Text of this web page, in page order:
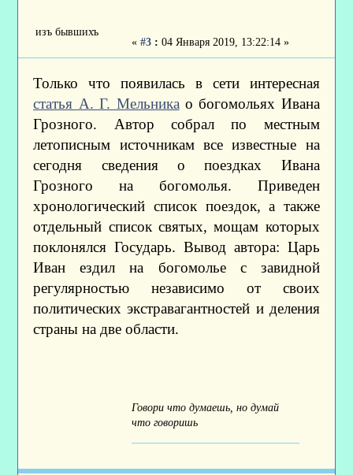
изъ бывшихъ
«#3 : 04 Января 2019, 13:22:14 »
Только что появилась в сети интересная
статья А. Г. Мельника о богомольях Ивана
Грозного. Автор собрал по местным
летописным источникам все известные на
сегодня сведения о поездках Ивана
Грозного на богомолья. Приведен
хронологический список поездок, а также
отдельный список святых, мощам которых
поклонялся Государь. Вывод автора: Царь
Иван ездил на богомолье с завидной
регулярностью независимо от своих
политических экстравагантностей и деления
страны на две области.
Говори что думаешь, но думай
что говоришь